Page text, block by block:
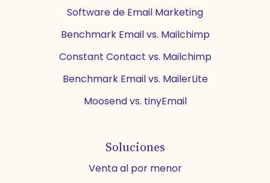
Software de Email Marketing
Benchmark Email vs. Mailchimp
Constant Contact vs. Mailchimp
Benchmark Email vs. MailerLite
Moosend vs. tinyEmail
Soluciones
Venta al por menor